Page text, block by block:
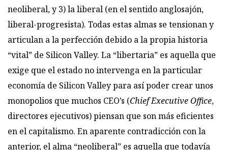
neoliberal, y 3) la liberal (en el sentido anglosajón,
liberal-progresista). Todas estas almas se tensionan y
articulan a la perfección debido a la propia historia
“vital” de Silicon Valley. La “libertaria” es aquella que
exige que el estado no intervenga en la particular
economía de Silicon Valley para así poder crear unos
monopolios que muchos CEO’s (Chief Executive Office,
directores ejecutivos) piensan que son más eficientes
en el capitalismo. En aparente contradicción con la
anterior, el alma “neoliberal” es aquella que todavía